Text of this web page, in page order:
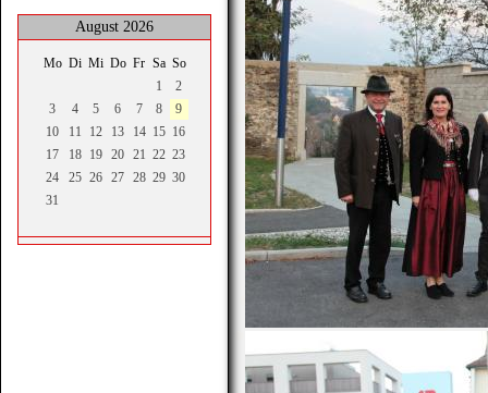
August 2026
Mo Di Mi Do Fr Sa So
1
2
3
4 5 6 7 8
9
10
11 12 13 14 15 16
17
18 19 20 21 22 23
24
25 26 27 28 29 30
31